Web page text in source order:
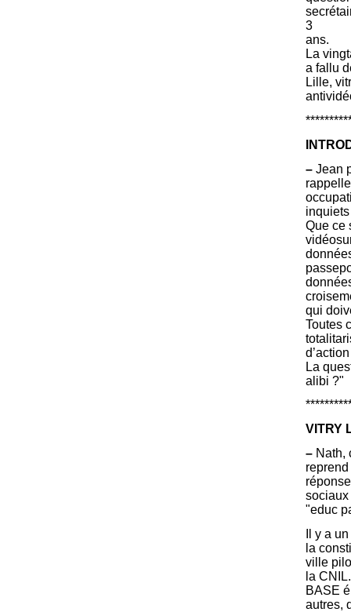
3
ans.
La
a fallu
Lille,
– Jean
Que ce
qui
Toutes
La
alibi ?"
VITRY
– Nath,
sociaux
"educ
Il y a
la
ville
la
BASE
autres,